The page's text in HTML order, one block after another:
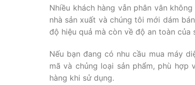
Nhiều khách hàng vẫn phân vân
nhà sản xuất và chúng tôi mới dám
độ hiệu quả mà còn về độ an toàn của
Nếu bạn đang có nhu cầu mua máy
mã và chủng loại sản phẩm, phù
hàng khi sử dụng.